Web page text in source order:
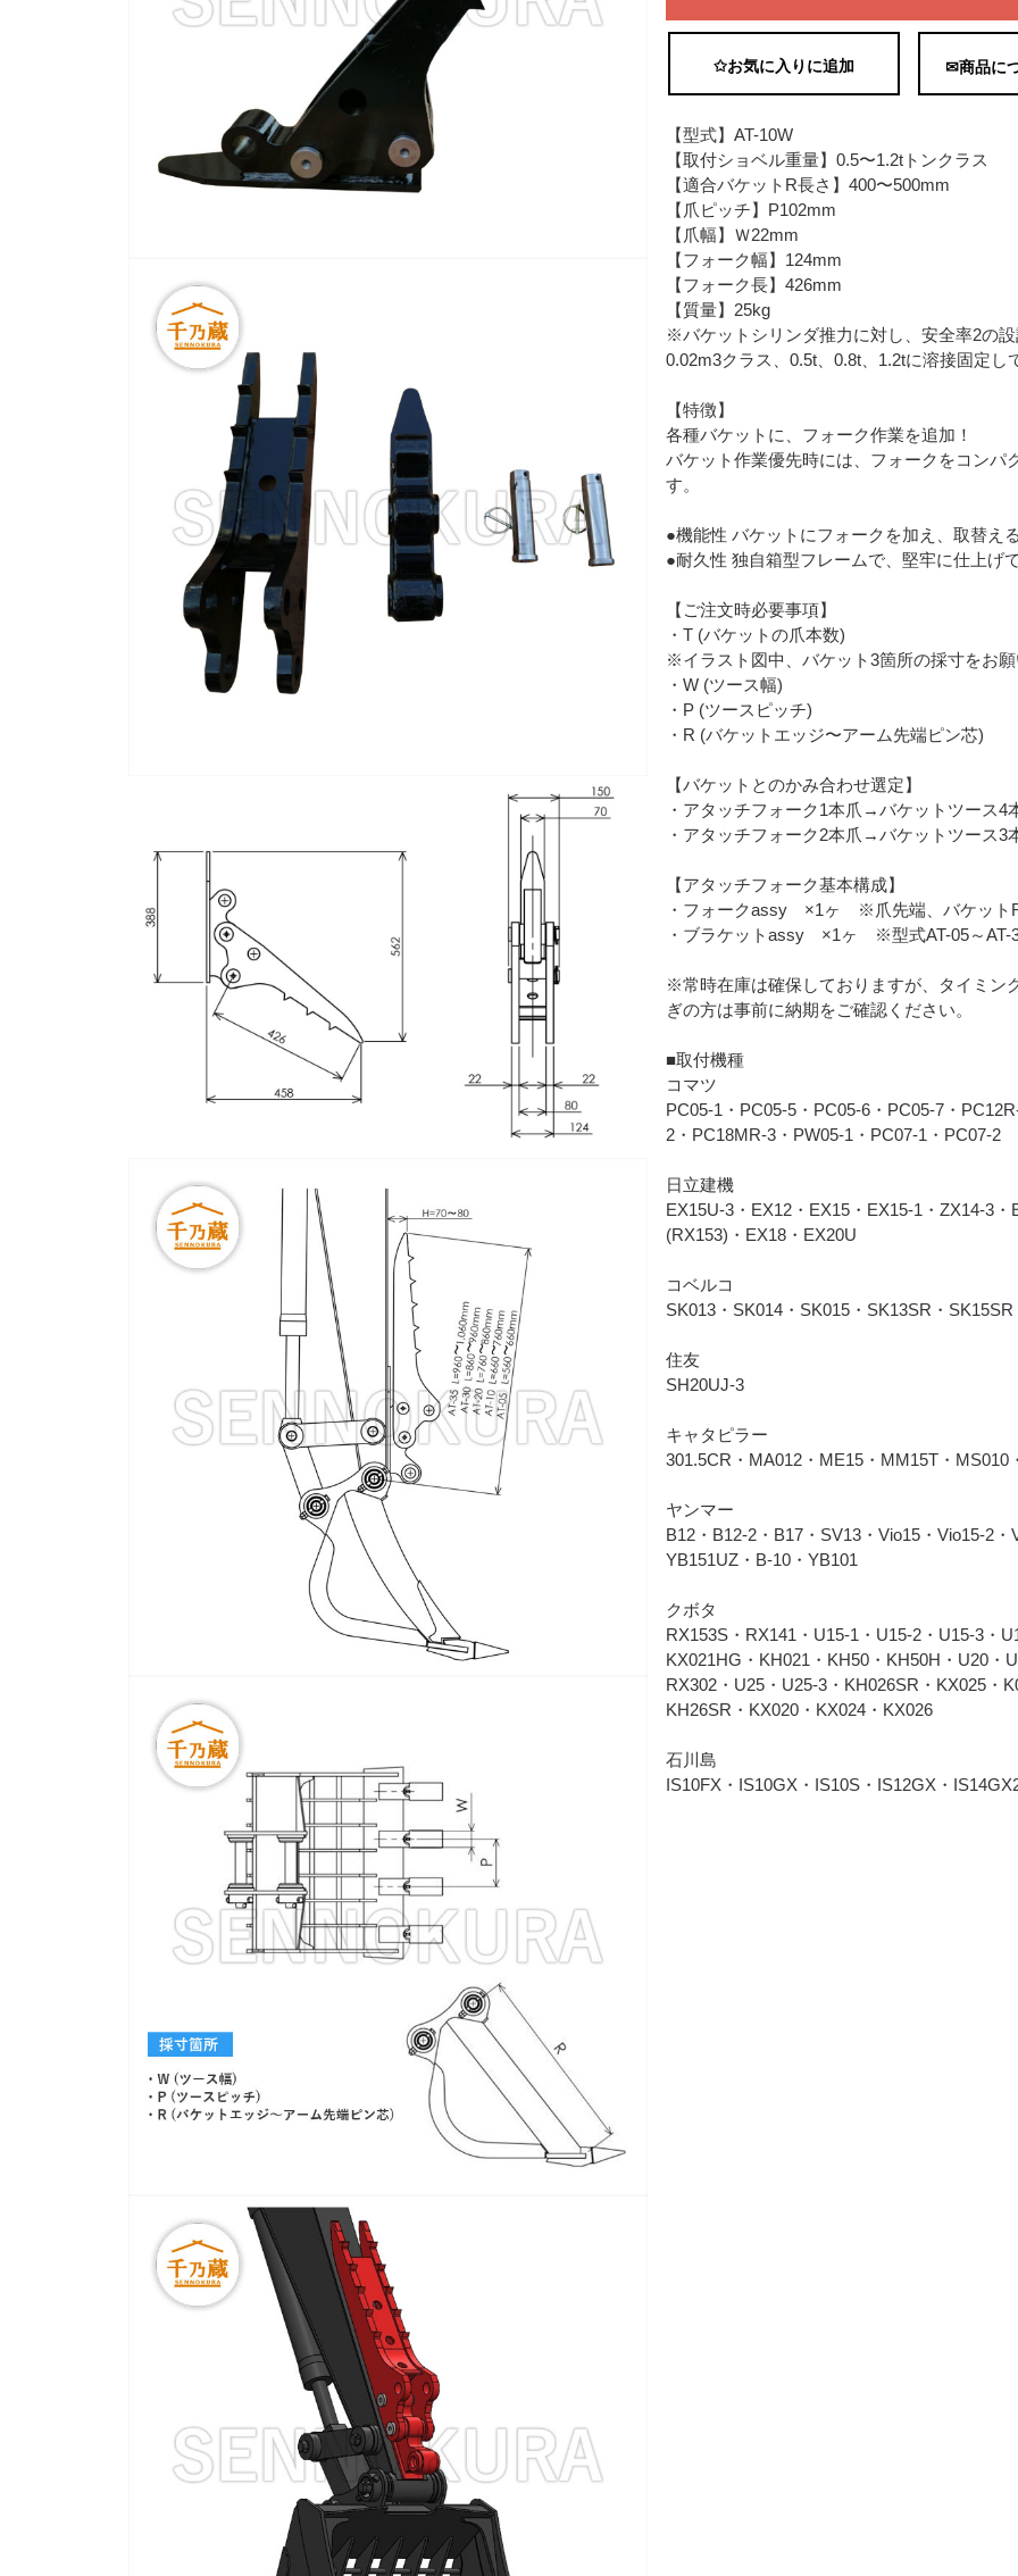
✩お気に入りに追加 ✉商品に
【型式】AT-10W
【取付ショベル重量】0.5〜1.2tトンクラス
【適合バケットR長さ】400〜500mm
【爪ピッチ】P102mm
【爪幅】Ｗ22mm
【フォーク幅】124mm
【フォーク長】426mm
【質量】25kg
※バケットシリンダ推力に対し、安全率2の
0.02m3クラス、0.5t、0.8t、1.2tに溶接固定し
【特徴】
各種バケットに、フォーク作業を追加！
バケット作業優先時には、フォークをコンパ
す。
●機能性 バケットにフォークを加え、取替え
●耐久性 独自箱型フレームで、堅牢に仕上げ
【ご注文時必要事項】
・T (バケットの爪本数)
※イラスト図中、バケット3箇所の採寸をお
・W (ツース幅)
・P (ツースピッチ)
・R (バケットエッジ〜アーム先端ピン芯)
【バケットとのかみ合わせ選定】
・アタッチフォーク1本爪→バケットツース4
・アタッチフォーク2本爪→バケットツース3
【アタッチフォーク基本構成】
・フォークassy ×1ヶ ※爪先端、バケット
・ブラケットassy ×1ヶ ※型式AT-05～AT-
※常時在庫は確保しておりますが、タイミン
ぎの方は事前に納期をご確認ください。
■取付機種
コマツ
PC05-1・PC05-5・PC05-6・PC05-7・
2・PC18MR-3・PW05-1・PC07-1・PC07-2
日立建機
EX15U-3・EX12・EX15・EX15-1・ZX14-3
(RX153)・EX18・EX20U
コベルコ
SK013・SK014・SK015・SK13SR・
住友
SH20UJ-3
キャタピラー
301.5CR・MA012・ME15・MM15T・MS010
ヤンマー
B12・B12-2・B17・SV13・Vio15・Vio15-2
YB151UZ・B-10・YB101
クボタ
RX153S・RX141・U15-1・U15-2・U15-3・
KX021HG・KH021・KH50・KH50H・U20・
RX302・U25・U25-3・KH026SR・KX025・
KH26SR・KX020・KX024・KX026
石川島
IS10FX・IS10GX・IS10S・IS12GX・